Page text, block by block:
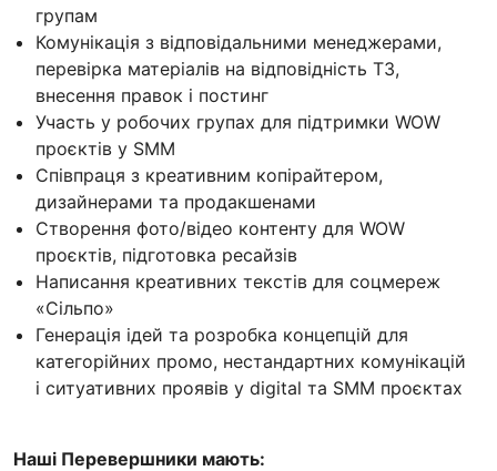
групам
Комунікація з відповідальними менеджерами,
перевірка матеріалів на відповідність ТЗ,
внесення правок і постинг
Участь у робочих групах для підтримки WOW
проєктів у SMM
Співпраця з креативним копірайтером,
дизайнерами та продакшенами
Створення фото/відео контенту для WOW
проєктів, підготовка ресайзів
Написання креативних текстів для соцмереж
«Сільпо»
Генерація ідей та розробка концепцій для
категорійних промо, нестандартних комунікацій
і ситуативних проявів у digital та SMM проєктах
Наші Перевершники мають: